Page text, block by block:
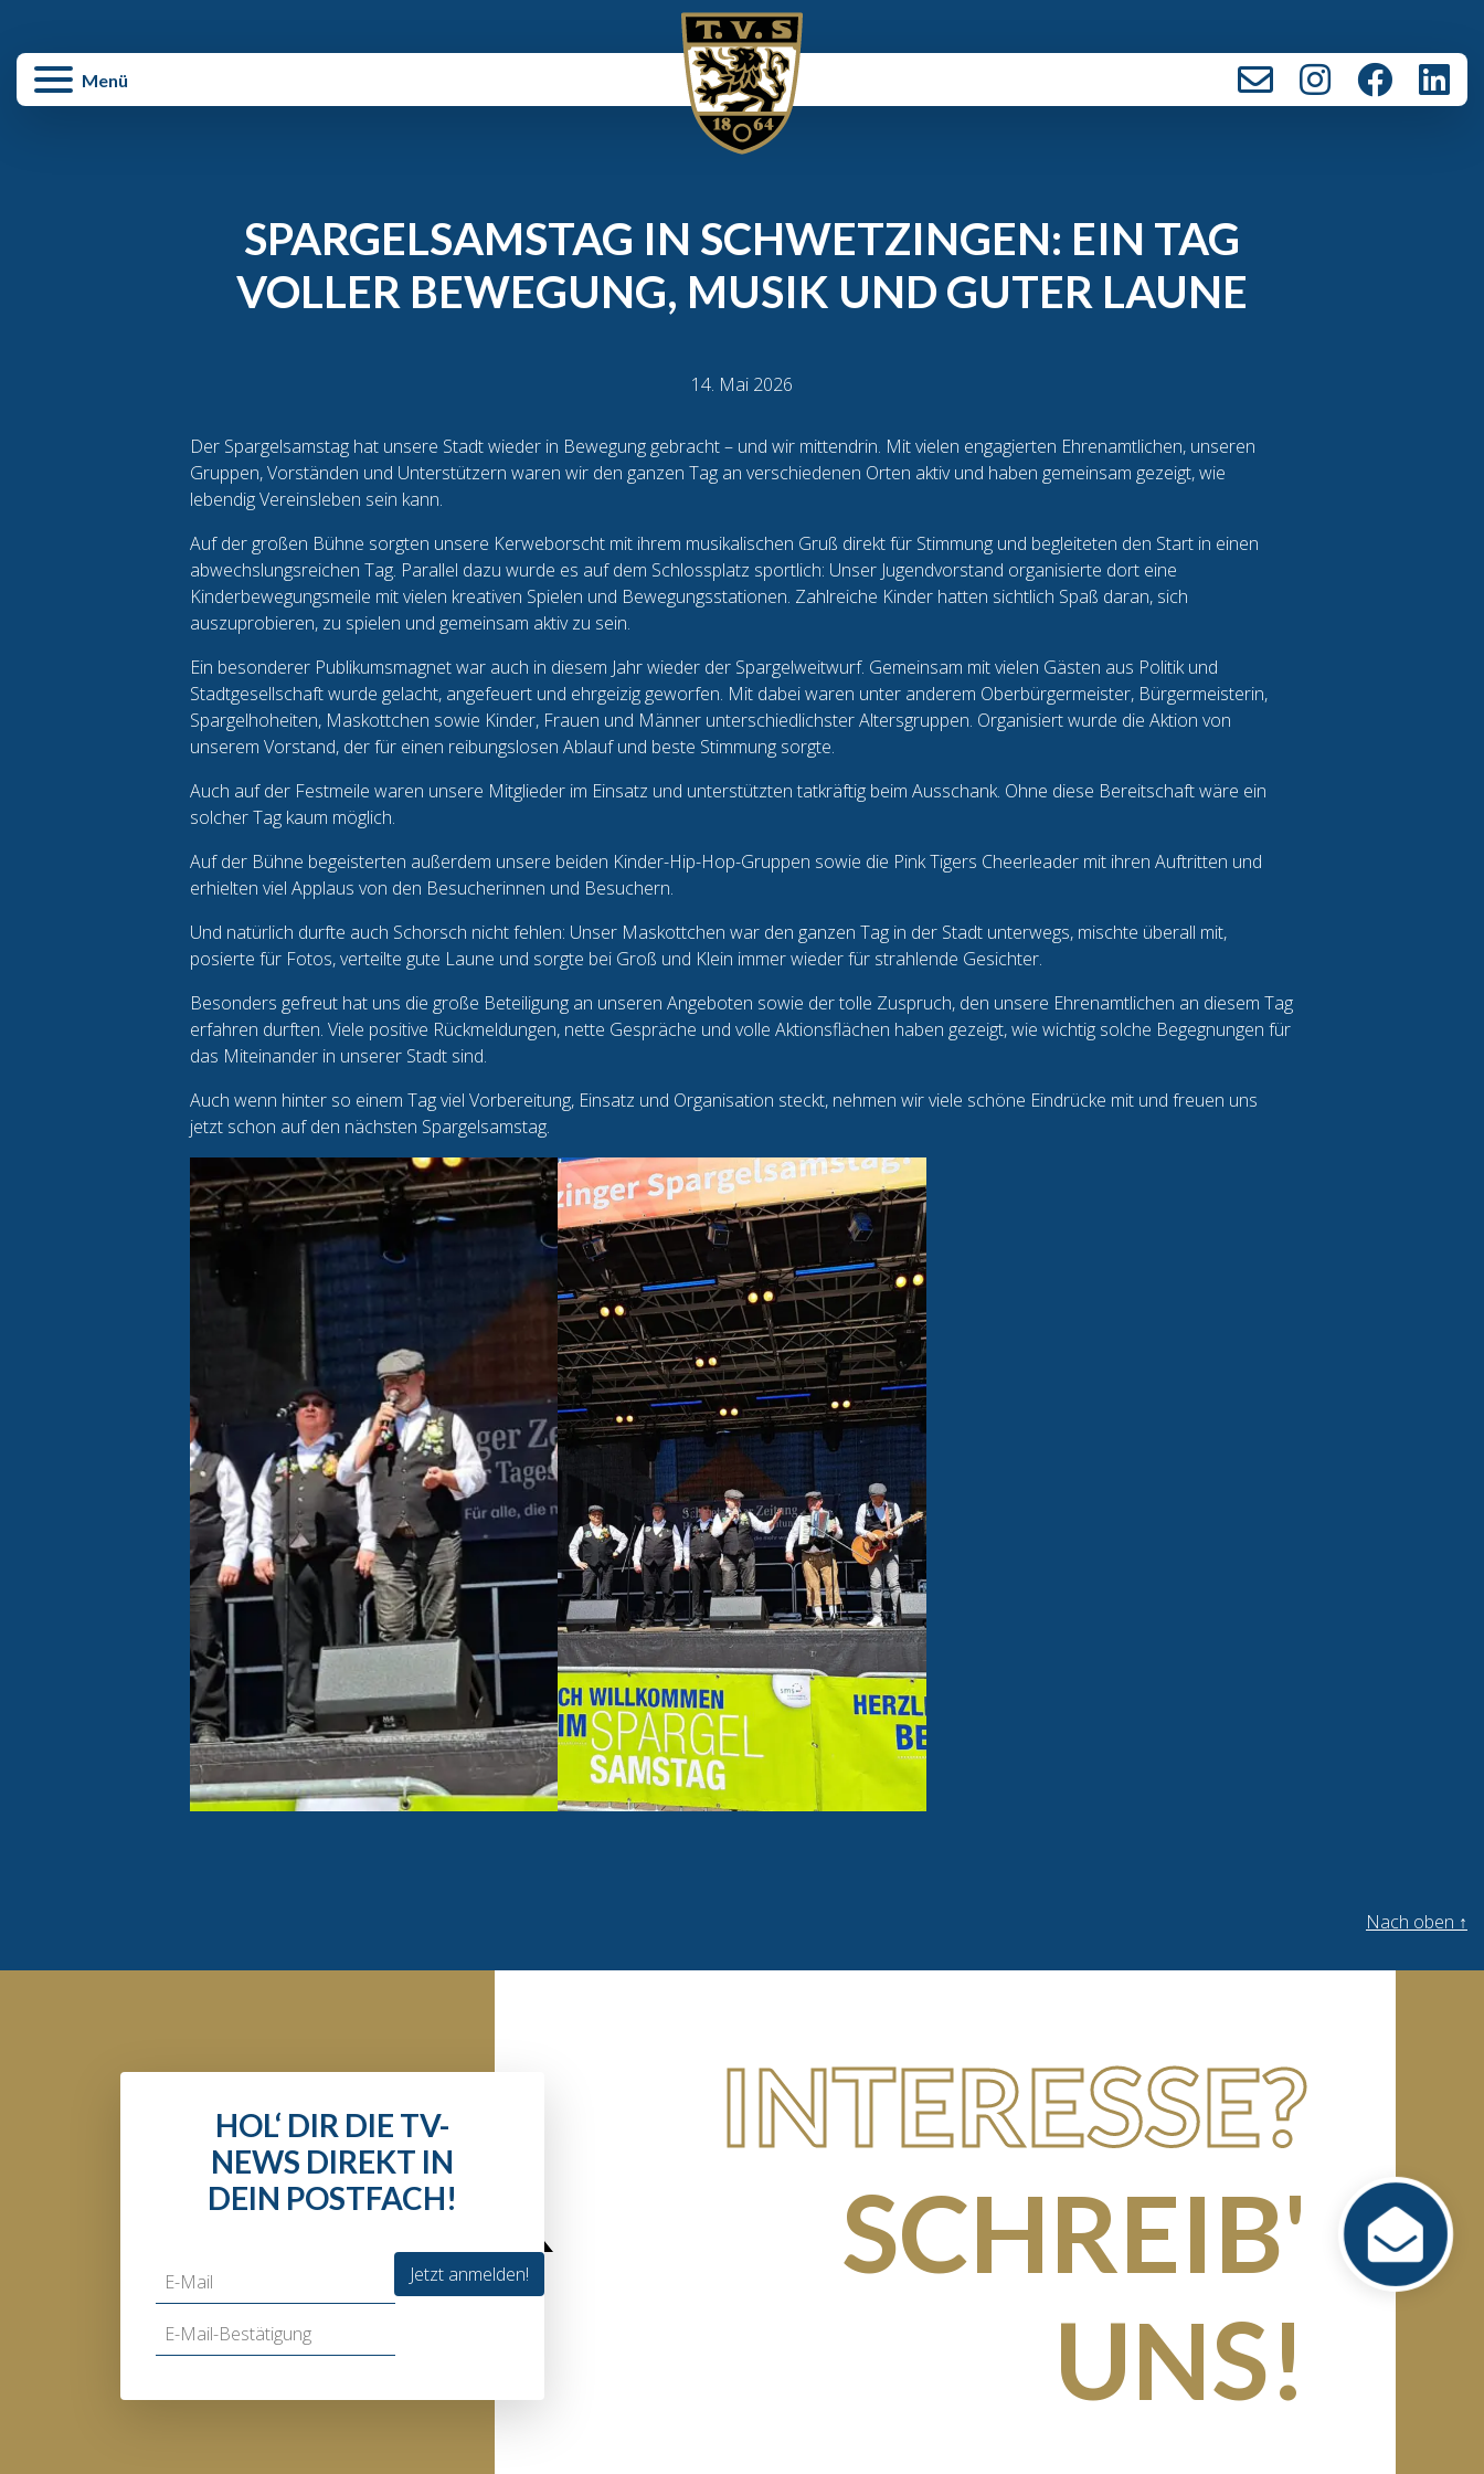
schließen
Menü
SPARGELSAMSTAG IN SCHWETZINGEN: EIN TAG
VOLLER BEWEGUNG, MUSIK UND GUTER LAUNE
14. Mai 2026
Der Spargelsamstag hat unsere Stadt wieder in Bewegung gebracht – und wir mittendrin. Mit vielen engagierten Ehrenamtlichen, unseren
Gruppen, Vorständen und Unterstützern waren wir den ganzen Tag an verschiedenen Orten aktiv und haben gemeinsam gezeigt, wie
lebendig Vereinsleben sein kann.
Auf der großen Bühne sorgten unsere Kerweborscht mit ihrem musikalischen Gruß direkt für Stimmung und begleiteten den Start in einen
abwechslungsreichen Tag. Parallel dazu wurde es auf dem Schlossplatz sportlich: Unser Jugendvorstand organisierte dort eine
Kinderbewegungsmeile mit vielen kreativen Spielen und Bewegungsstationen. Zahlreiche Kinder hatten sichtlich Spaß daran, sich
auszuprobieren, zu spielen und gemeinsam aktiv zu sein.
Ein besonderer Publikumsmagnet war auch in diesem Jahr wieder der Spargelweitwurf. Gemeinsam mit vielen Gästen aus Politik und
Stadtgesellschaft wurde gelacht, angefeuert und ehrgeizig geworfen. Mit dabei waren unter anderem Oberbürgermeister, Bürgermeisterin,
Spargelhoheiten, Maskottchen sowie Kinder, Frauen und Männer unterschiedlichster Altersgruppen. Organisiert wurde die Aktion von
unserem Vorstand, der für einen reibungslosen Ablauf und beste Stimmung sorgte.
Auch auf der Festmeile waren unsere Mitglieder im Einsatz und unterstützten tatkräftig beim Ausschank. Ohne diese Bereitschaft wäre ein
solcher Tag kaum möglich.
Auf der Bühne begeisterten außerdem unsere beiden Kinder-Hip-Hop-Gruppen sowie die Pink Tigers Cheerleader mit ihren Auftritten und
erhielten viel Applaus von den Besucherinnen und Besuchern.
Und natürlich durfte auch Schorsch nicht fehlen: Unser Maskottchen war den ganzen Tag in der Stadt unterwegs, mischte überall mit,
posierte für Fotos, verteilte gute Laune und sorgte bei Groß und Klein immer wieder für strahlende Gesichter.
Besonders gefreut hat uns die große Beteiligung an unseren Angeboten sowie der tolle Zuspruch, den unsere Ehrenamtlichen an diesem Tag
erfahren durften. Viele positive Rückmeldungen, nette Gespräche und volle Aktionsflächen haben gezeigt, wie wichtig solche Begegnungen für
das Miteinander in unserer Stadt sind.
Auch wenn hinter so einem Tag viel Vorbereitung, Einsatz und Organisation steckt, nehmen wir viele schöne Eindrücke mit und freuen uns
jetzt schon auf den nächsten Spargelsamstag.
Nach oben ↑
HOL‘ DIR DIE TV-
NEWS DIREKT IN
DEIN POSTFACH!
Jetzt anmelden!
INTERESSE?
SCHREIB'
UNS!